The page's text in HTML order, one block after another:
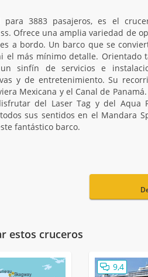
para 3883 pasajeros, es el
Ofrece una amplia variedad de
a bordo. Un barco que se
más mínimo detalle. Orientado
sinfín de servicios e
y de entretenimiento. Su
Mexicana y el Canal de Panamá.
del Laser Tag y del Aqua
sus sentidos en el Mandara
fantástico barco.
estos cruceros
9,4